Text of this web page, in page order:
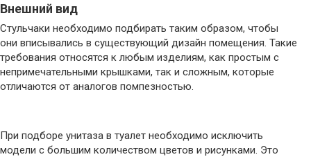
Внешний вид
Стульчаки необходимо подбирать таким образом, чтобы
они вписывались в существующий дизайн помещения. Такие
требования относятся к любым изделиям, как простым с
непримечательными крышками, так и сложным, которые
отличаются от аналогов помпезностью.
При подборе унитаза в туалет необходимо исключить
модели с большим количеством цветов и рисунками. Это